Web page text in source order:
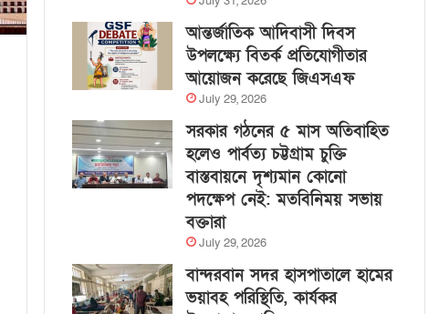
আন্তর্জাতিক আদিবাসী দিবস
উপলক্ষ্যে বিতর্ক প্রতিযোগীতার
আয়োজন করেছে জিএসএফ
July 29, 2026
সরকার গঠনের ৫ মাস অতিবাহিত
হলেও পার্বত্য চট্টগ্রাম চুক্তি
বাস্তবায়নে দৃশ্যমান কোনো
পদক্ষেপ নেই: মতবিনিময় সভায়
বক্তারা
July 29, 2026
বান্দরবান সদর হাসপাতালে হামের
ভয়াবহ পরিস্থিতি, কার্যকর